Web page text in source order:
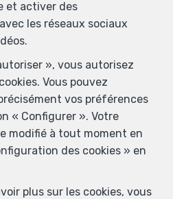
et activer des
les réseaux sociaux
», vous autorisez
Vous pouvez
vos préférences
« Configurer ». Votre
modifié à tout moment en
des cookies » en
plus sur les cookies, vous
sous le numéro 513.026 en
: TVA BE0766.810.338-
professionnel des agents
16B, 1000 Bruxelles
- Soumis aucode
de l’ IPI
via AXA Belgium
1000 Bruxelles – police n°
valable pour les activités
en Belgique